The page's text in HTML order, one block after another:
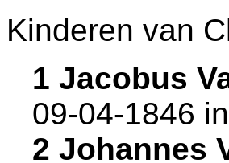
Kinderen van
1 Jacobus
09-04-1846 in
2 Johannes